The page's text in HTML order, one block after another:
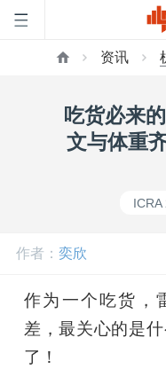
页
资讯
吃货必来
文与体重
ICRA
作者： 奕欣
作为一个吃货，
差，最关心的是
了！